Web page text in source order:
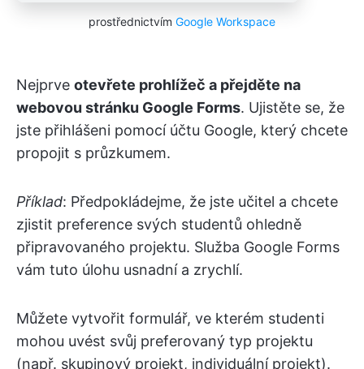
prostřednictvím Google Workspace
Nejprve otevřete prohlížeč a přejděte na
webovou stránku Google Forms. Ujistěte se, že
jste přihlášeni pomocí účtu Google, který chcete
propojit s průzkumem.
Příklad: Předpokládejme, že jste učitel a chcete
zjistit preference svých studentů ohledně
připravovaného projektu. Služba Google Forms
vám tuto úlohu usnadní a zrychlí.
Můžete vytvořit formulář, ve kterém studenti
mohou uvést svůj preferovaný typ projektu
(např. skupinový projekt, individuální projekt).